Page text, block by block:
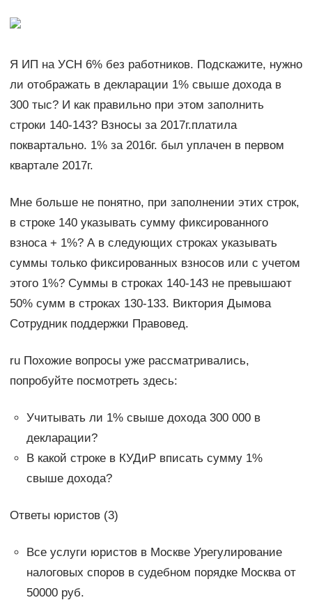
Я ИП на УСН 6% без работников. Подскажите, нужно
ли отображать в декларации 1% свыше дохода в
300 тыс? И как правильно при этом заполнить
строки 140-143? Взносы за 2017г.платила
поквартально. 1% за 2016г. был уплачен в первом
квартале 2017г.
Мне больше не понятно, при заполнении этих строк,
в строке 140 указывать сумму фиксированного
взноса + 1%? А в следующих строках указывать
суммы только фиксированных взносов или с учетом
этого 1%? Суммы в строках 140-143 не превышают
50% сумм в строках 130-133. Виктория Дымова
Сотрудник поддержки Правовед.
ru Похожие вопросы уже рассматривались,
попробуйте посмотреть здесь:
Учитывать ли 1% свыше дохода 300 000 в
декларации?
В какой строке в КУДиР вписать сумму 1%
свыше дохода?
Ответы юристов (3)
Все услуги юристов в Москве Урегулирование
налоговых споров в судебном порядке Москва от
50000 руб.